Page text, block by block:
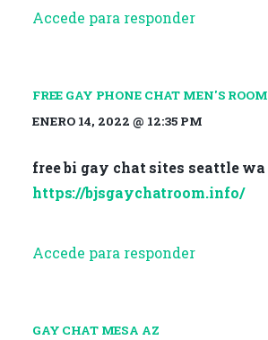
Accede para responder
FREE GAY PHONE CHAT MEN'S ROOM
ENERO 14, 2022 @ 12:35 PM
free bi gay chat sites seattle wa
https://bjsgaychatroom.info/
Accede para responder
GAY CHAT MESA AZ